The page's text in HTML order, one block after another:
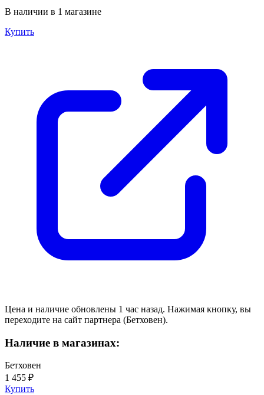
В наличии в 1 магазине
Купить
Цена и наличие обновлены 1 час назад. Нажимая кнопку, вы
переходите на сайт партнера (Бетховен).
Наличие в магазинах:
Бетховен
1 455 ₽
Купить